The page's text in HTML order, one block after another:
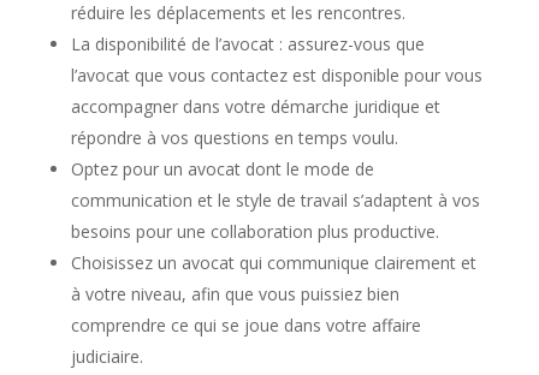
réduire les déplacements et les rencontres.
La disponibilité de l’avocat : assurez-vous que
l’avocat que vous contactez est disponible pour vous
accompagner dans votre démarche juridique et
répondre à vos questions en temps voulu.
Optez pour un avocat dont le mode de
communication et le style de travail s’adaptent à vos
besoins pour une collaboration plus productive.
Choisissez un avocat qui communique clairement et
à votre niveau, afin que vous puissiez bien
comprendre ce qui se joue dans votre affaire
judiciaire.